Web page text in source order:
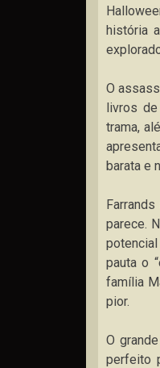
história
O
livros de
trama,
barata e
parece.
pauta o
família
pior.
O
perfeito